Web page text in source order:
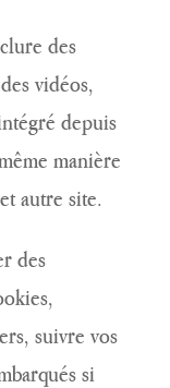
des
vidéos,
depuis
manière
autre site.
des
suivre vos
si